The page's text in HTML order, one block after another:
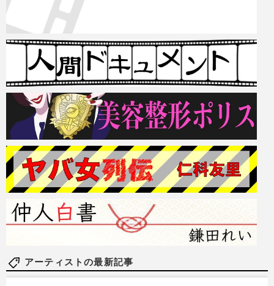
アーティストの最新記事